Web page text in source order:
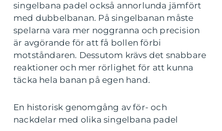
singelbana padel också annorlunda jämfört
med dubbelbanan. På singelbanan måste
spelarna vara mer noggranna och precision
är avgörande för att få bollen förbi
motståndaren. Dessutom krävs det snabbare
reaktioner och mer rörlighet för att kunna
täcka hela banan på egen hand.
En historisk genomgång av för- och
nackdelar med olika singelbana padel